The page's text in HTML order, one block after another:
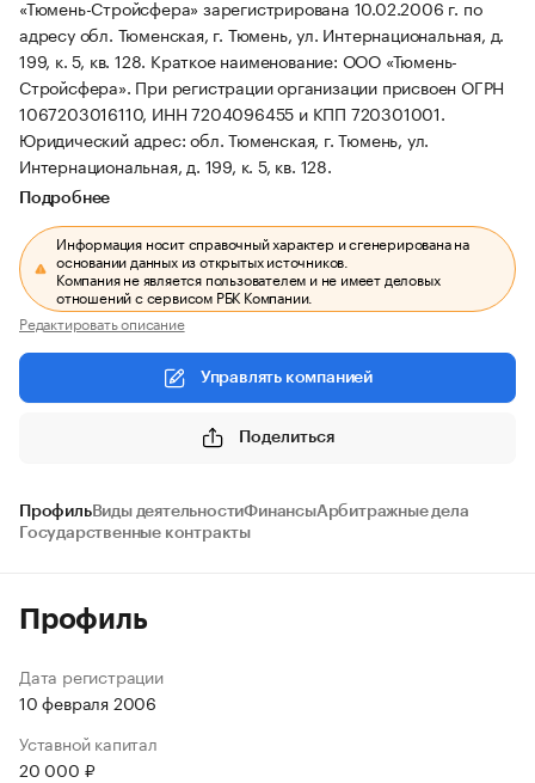
«Тюмень-Стройсфера» зарегистрирована 10.02.2006 г. по
адресу обл. Тюменская, г. Тюмень, ул. Интернациональная, д.
199, к. 5, кв. 128. Краткое наименование: ООО «Тюмень-
Стройсфера». При регистрации организации присвоен ОГРН
1067203016110, ИНН 7204096455 и КПП 720301001.
Юридический адрес: обл. Тюменская, г. Тюмень, ул.
Интернациональная, д. 199, к. 5, кв. 128.
Подробнее
Информация носит справочный характер и сгенерирована на
основании данных из открытых источников.
Компания не является пользователем и не имеет деловых
отношений с сервисом РБК Компании.
Редактировать описание
Управлять компанией
Поделиться
ПрофильВиды деятельностиФинансыАрбитражные дела
Государственные контракты
Профиль
Дата регистрации
10 февраля 2006
Уставной капитал
20 000 ₽